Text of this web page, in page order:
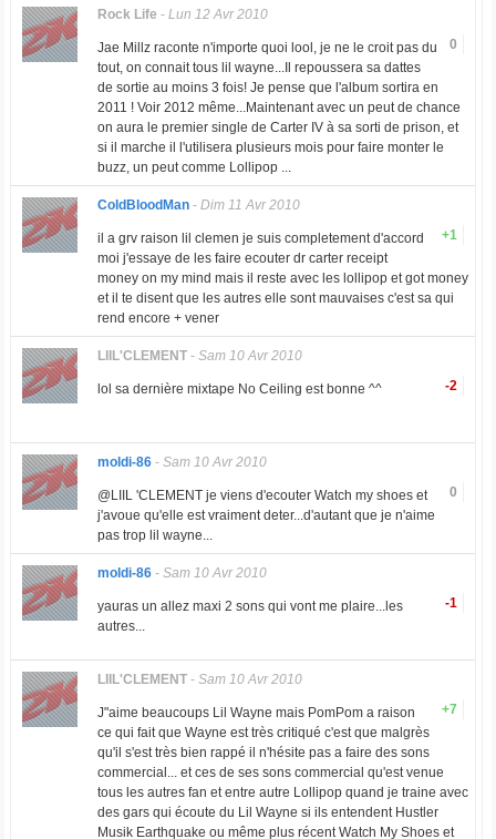
Rock Life - Lun 12 Avr 2010
0
Jae Millz raconte n'importe quoi lool, je ne le croit pas du
tout, on connait tous lil wayne...Il repoussera sa dattes
de sortie au moins 3 fois! Je pense que l'album sortira en
2011 ! Voir 2012 même...Maintenant avec un peut de chance
on aura le premier single de Carter IV à sa sorti de prison, et
si il marche il l'utilisera plusieurs mois pour faire monter le
buzz, un peut comme Lollipop ...
ColdBloodMan- Dim 11 Avr 2010
+1
il a grv raison lil clemen je suis completement d'accord
moi j'essaye de les faire ecouter dr carter receipt
money on my mind mais il reste avec les lollipop et got money
et il te disent que les autres elle sont mauvaises c'est sa qui
rend encore + vener
LIIL'CLEMENT- Sam 10 Avr 2010
-2
lol sa dernière mixtape No Ceiling est bonne ^^
moldi-86- Sam 10 Avr 2010
0
@LIIL 'CLEMENT je viens d'ecouter Watch my shoes et
j'avoue qu'elle est vraiment deter...d'autant que je n'aime
pas trop lil wayne...
moldi-86- Sam 10 Avr 2010
-1
yauras un allez maxi 2 sons qui vont me plaire...les
autres...
LIIL'CLEMENT- Sam 10 Avr 2010
+7
J"aime beaucoups Lil Wayne mais PomPom a raison
ce qui fait que Wayne est très critiqué c'est que malgrès
qu'il s'est très bien rappé il n'hésite pas a faire des sons
commercial... et ces de ses sons commercial qu'est venue
tous les autres fan et entre autre Lollipop quand je traine avec
des gars qui écoute du Lil Wayne si ils entendent Hustler
Musik Earthquake ou même plus récent Watch My Shoes et